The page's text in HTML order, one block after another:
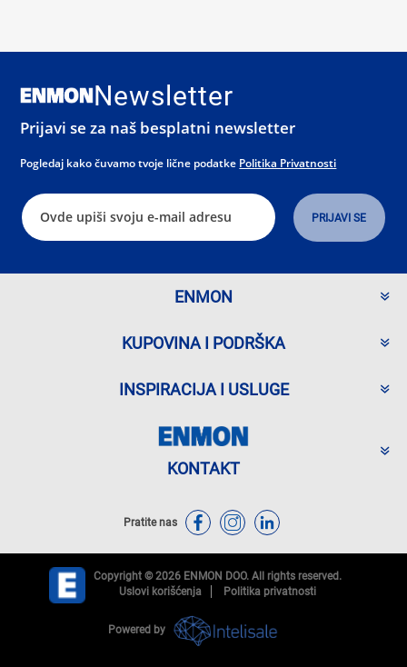
Newsletter
Prijavi se za naš besplatni newsletter
Pogledaj kako čuvamo tvoje lične podatke Politika Privatnosti
ENMON
KUPOVINA I PODRŠKA
INSPIRACIJA I USLUGE
KONTAKT
Pratite nas
Copyright © 2026 ENMON DOO. All rights reserved.
Uslovi korišćenja
Politika privatnosti
Powered by